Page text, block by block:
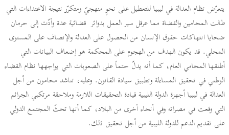
يتعرّض نظام العدالة في ليبيا للتعطيل على نحوٍ منهجيّ ومتكرّر نتيجة الاعتداءات التي
طالت المحامين والقضاة مما عرقل سير العمل بدوائر قضائية عدة وأدّت إلى حرمان
ضحايا انتهاكات حقوق الإنسان من الحصول على العدالة والإنصاف على المستوى
المحلي. قد يكون الهدف من الهجوم على المحكمة هو إضعاف البيانات التي
أطلقها المحامي العام، كما أنه يدلّ حتماً على الصعوبات التي يواجهها نظام القضاء
الوطني في تحقيق المساءلة وتطبيق سيادة القانون. وعليه، تناشد محامون من أجل
العدالة في ليبيا أجهزة الدولة الليبية قيادة التحقيقات اللازمة وملاحقة مرتكبي الجرائم
التي وقعت في مصراته وفي أنحاء أخرى من البلاد، كما أنها تحثّ المجتمع الدولي
على تقديم الدعم للدولة الليبية من أجل تحقيق ذلك.